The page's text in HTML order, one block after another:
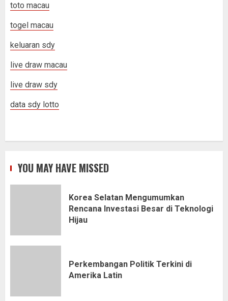
toto macau
togel macau
keluaran sdy
live draw macau
live draw sdy
data sdy lotto
YOU MAY HAVE MISSED
Korea Selatan Mengumumkan
Rencana Investasi Besar di Teknologi
Hijau
Perkembangan Politik Terkini di
Amerika Latin